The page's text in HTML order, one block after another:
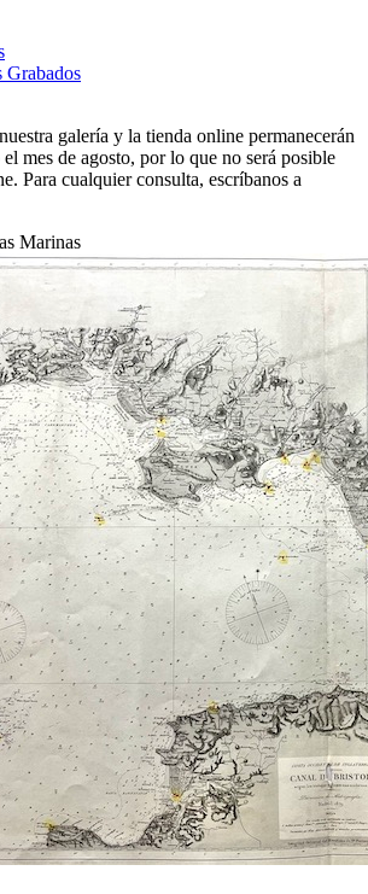
Grabados
nuestra galería y la tienda online permanecerán
mes de agosto, por lo que no será posible
Para cualquier consulta, escríbanos a
Marinas